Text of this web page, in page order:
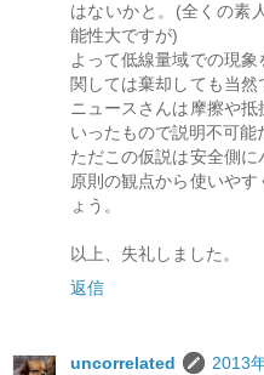
はないかと。(全くの素
能性大ですが)
よって低線量域での現
関しては棄却しても当
ニュースさんは摩擦や
いったもので説明不可能
ただこの仮説は安全側
原則の観点から使いや
ょう。
以上、失礼しました。
返信
uncorrelated
2013